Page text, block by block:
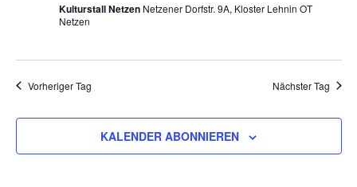
Kulturstall Netzen Netzener Dorfstr. 9A, Kloster Lehnin OT
Netzen
Vorheriger Tag Nächster Tag
KALENDER ABONNIEREN